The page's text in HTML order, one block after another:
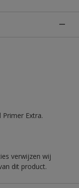
Extra.
verwijzen wij
dit product.